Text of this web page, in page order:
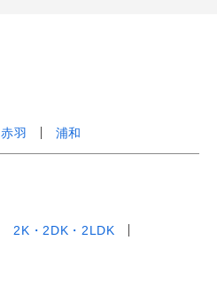
赤羽 浦和
2K・2DK・2LDK